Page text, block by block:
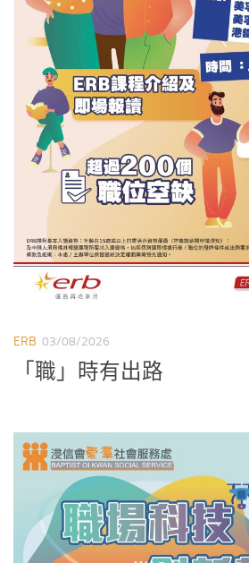
ERB 03/08/2026
「職」時有出路